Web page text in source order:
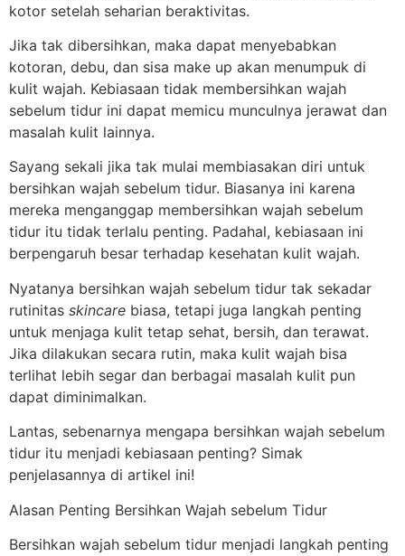
kotor setelah seharian beraktivitas.
Jika tak dibersihkan, maka dapat menyebabkan
kotoran, debu, dan sisa make up akan menumpuk di
kulit wajah. Kebiasaan tidak membersihkan wajah
sebelum tidur ini dapat memicu munculnya jerawat dan
masalah kulit lainnya.
Sayang sekali jika tak mulai membiasakan diri untuk
bersihkan wajah sebelum tidur. Biasanya ini karena
mereka menganggap membersihkan wajah sebelum
tidur itu tidak terlalu penting. Padahal, kebiasaan ini
berpengaruh besar terhadap kesehatan kulit wajah.
Nyatanya bersihkan wajah sebelum tidur tak sekadar
rutinitas skincare biasa, tetapi juga langkah penting
untuk menjaga kulit tetap sehat, bersih, dan terawat.
Jika dilakukan secara rutin, maka kulit wajah bisa
terlihat lebih segar dan berbagai masalah kulit pun
dapat diminimalkan.
Lantas, sebenarnya mengapa bersihkan wajah sebelum
tidur itu menjadi kebiasaan penting? Simak
penjelasannya di artikel ini!
Alasan Penting Bersihkan Wajah sebelum Tidur
Bersihkan wajah sebelum tidur menjadi langkah penting